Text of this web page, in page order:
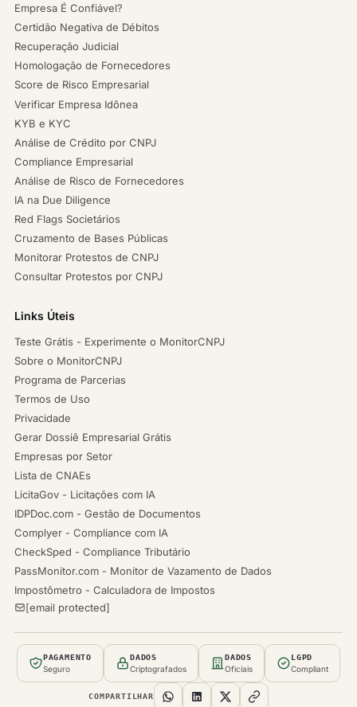
Empresa É Confiável?
Certidão Negativa de Débitos
Recuperação Judicial
Homologação de Fornecedores
Score de Risco Empresarial
Verificar Empresa Idônea
KYB e KYC
Análise de Crédito por CNPJ
Compliance Empresarial
Análise de Risco de Fornecedores
IA na Due Diligence
Red Flags Societários
Cruzamento de Bases Públicas
Monitorar Protestos de CNPJ
Consultar Protestos por CNPJ
Links Úteis
Teste Grátis - Experimente o MonitorCNPJ
Sobre o MonitorCNPJ
Programa de Parcerias
Termos de Uso
Privacidade
Gerar Dossiê Empresarial Grátis
Empresas por Setor
Lista de CNAEs
LicitaGov - Licitações com IA
IDPDoc.com - Gestão de Documentos
Complyer - Compliance com IA
CheckSped - Compliance Tributário
PassMonitor.com - Monitor de Vazamento de Dados
Impostômetro - Calculadora de Impostos
[email protected]
PAGAMENTO
Seguro
DADOS
Criptografados
DADOS
Oficiais
LGPD
Compliant
COMPARTILHAR